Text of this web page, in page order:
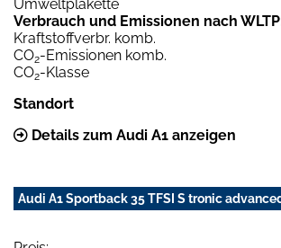
Umweltplakette
Verbrauch und Emissionen nach
Kraftstoffverbr. komb.
CO2-Emissionen komb.
CO2-Klasse
Standort
Details zum Audi A1 anzeigen
Audi A1 Sportback 35 TFSI S tronic